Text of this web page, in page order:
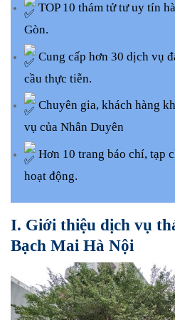
TOP 10 thám tử tư uy tín
Gòn.
Cung cấp hơn 30 dịch vụ
cầu thực tiễn.
Chuyên gia, khách hàng
vụ của Nhân Duyên
Hơn 10 trang báo chí, tạp
hoạt động.
I. Giới thiệu dịch vụ
Bạch Mai Hà Nội